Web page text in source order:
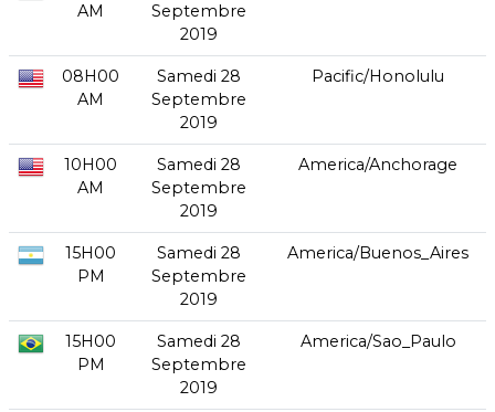
AM
Septembre
2019
08H00
AM
Samedi 28
Septembre
2019
Pacific/Honolulu
10H00
AM
Samedi 28
Septembre
2019
America/Anchorage
15H00
PM
Samedi 28
Septembre
2019
America/Buenos_Aires
15H00
PM
Samedi 28
Septembre
2019
America/Sao_Paulo